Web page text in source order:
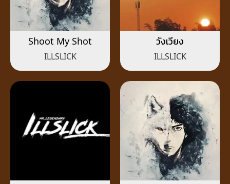
Shoot My Shot
ILLSLICK
วังเวียง
ILLSLICK